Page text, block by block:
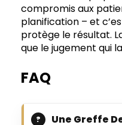
compromis aux
planification – et
protège le résultat.
que le jugement qui
FAQ
Une Greffe